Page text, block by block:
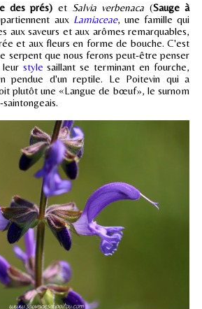
des prés) et Salvia verbenaca (Sauge à
aux Lamiaceae, une famille qui
aux saveurs et aux arômes remarquables,
et aux fleurs en forme de bouche. C'est
serpent que nous ferons peut-être penser
leur style saillant se terminant en fourche,
pendue d'un reptile. Le Poitevin qui a
plutôt une «Langue de bœuf», le surnom